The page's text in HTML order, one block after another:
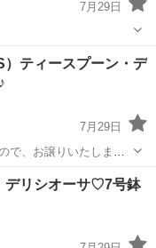
7月29日
ティースプーン・デ
7月29日
で、お譲りいたしま
、送料別途必要になり
デザート
リシオーサ♡7号鉢